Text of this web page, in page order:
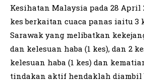
Kesihatan Malaysia pada 28 April
kes berkaitan cuaca panas iaitu 3
Sarawak yang melibatkan
dan kelesuan haba (1 kes), dan 2
kelesuan haba (1 kes) dan
tindakan aktif hendaklah diambil